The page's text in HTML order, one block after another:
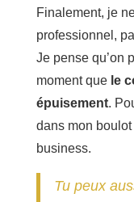
Finalement, je
professionnel,
Je pense qu’on
moment que le
épuisement.
dans mon boulot
business.
Tu peux